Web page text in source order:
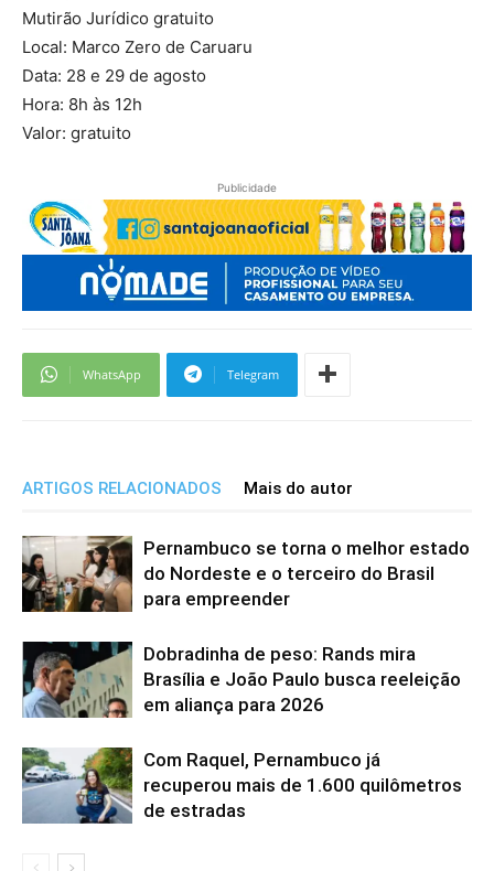
Mutirão Jurídico gratuito
Local: Marco Zero de Caruaru
Data: 28 e 29 de agosto
Hora: 8h às 12h
Valor: gratuito
Publicidade
WhatsApp Telegram
ARTIGOS RELACIONADOS Mais do autor
Pernambuco se torna o melhor estado
do Nordeste e o terceiro do Brasil
para empreender
Dobradinha de peso: Rands mira
Brasília e João Paulo busca reeleição
em aliança para 2026
Com Raquel, Pernambuco já
recuperou mais de 1.600 quilômetros
de estradas